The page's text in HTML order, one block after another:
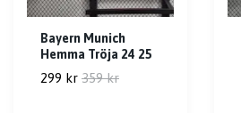
Bayern Munich
Hemma Tröja 24 25
299 kr 359 kr